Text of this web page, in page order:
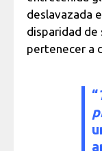
deslavazada
disparidad de
pertenecer a
“